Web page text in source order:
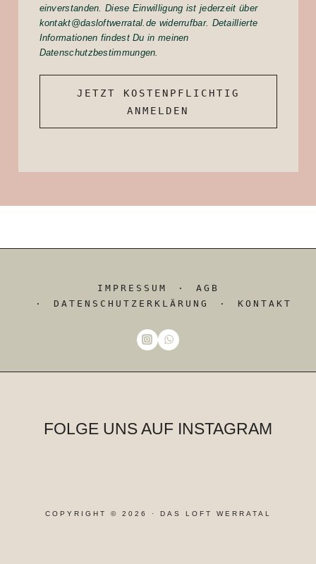
einverstanden. Diese Einwilligung ist jederzeit über
kontakt@dasloftwerratal.de widerrufbar. Detaillierte
Informationen findest Du in meinen
Datenschutzbestimmungen.
JETZT KOSTENPFLICHTIG
ANMELDEN
IMPRESSUM
AGB
DATENSCHUTZERKLÄRUNG
KONTAKT
FOLGE UNS AUF INSTAGRAM
COPYRIGHT © 2026 · DAS LOFT WERRATAL